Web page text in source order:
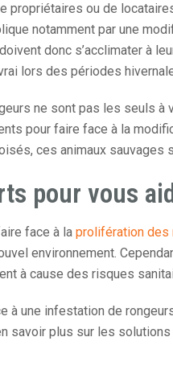
propriétaires ou de
notamment par une
donc s’acclimater à
lors des périodes
ne sont pas les seuls
pour faire face à la
ces animaux
pour vous
face à la prolifération des
environnement.
à cause des risques
à une infestation de
savoir plus sur les